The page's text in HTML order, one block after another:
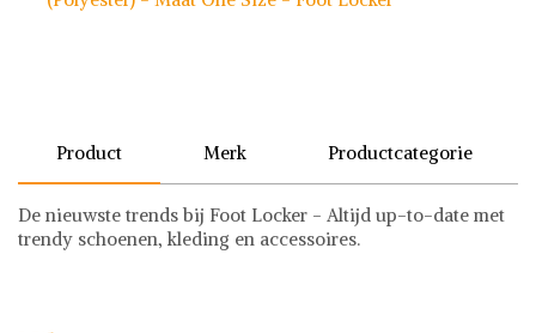
Product Merk Productcategorie
De nieuwste trends bij Foot Locker - Altijd up-to-date met
trendy schoenen, kleding en accessoires.